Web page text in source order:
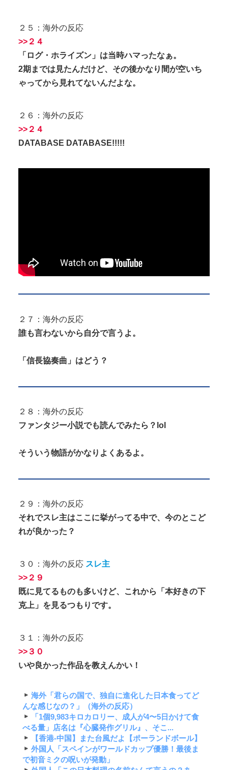
２５：海外の反応
>>２４
「ログ・ホライズン」は当時ハマったなぁ。
2期までは見たんだけど、その後かなり間が空いち
ゃってから見れてないんだよな。
２６：海外の反応
>>２４
DATABASE DATABASE!!!!!
２７：海外の反応
誰も言わないから自分で言うよ。
「信長協奏曲」はどう？
２８：海外の反応
ファンタジー小説でも読んでみたら？lol
そういう物語がかなりよくあるよ。
２９：海外の反応
それでスレ主はここに挙がってる中で、今のとこど
れが良かった？
３０：海外の反応 スレ主
>>２９
既に見てるものも多いけど、これから「本好きの下
克上」を見るつもりです。
３１：海外の反応
>>３０
いや良かった作品を教えんかい！
海外「君らの国で、独自に進化した日本食ってど
んな感じなの？」（海外の反応）
「1個9,983キロカロリー、成人が4〜5日かけて食
べる量」店名は『心臓発作グリル』、そこ...
【香港-中国】また台風だよ【ポーランドボール】
外国人「スペインがワールドカップ優勝！最後ま
で初音ミクの呪いが発動」